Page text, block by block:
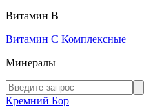
Витамин В
Витамин C Комплексные
Минералы
Кремний Бор